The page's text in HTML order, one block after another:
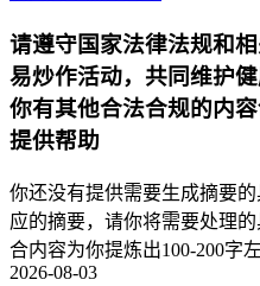
请遵守国家法律法规和
易炒作活动，共同维护
你有其他合法合规的内
提供帮助
你还没有提供需要生成摘要
应的摘要，请你将需要处理
合内容为你提炼出100-200字
2026-08-03